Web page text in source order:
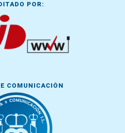
POR:
COMUNICACIÓN